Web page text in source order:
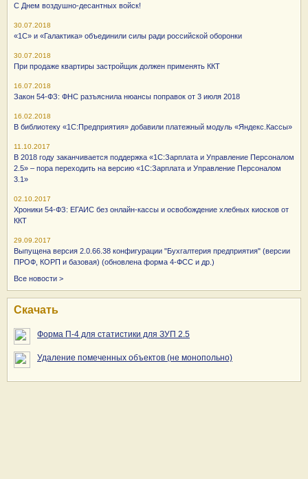
С Днем воздушно-десантных войск!
30.07.2018
«1С» и «Галактика» объединили силы ради российской оборонки
30.07.2018
При продаже квартиры застройщик должен применять ККТ
16.07.2018
Закон 54-ФЗ: ФНС разъяснила нюансы поправок от 3 июля 2018
16.02.2018
В библиотеку «1С:Предприятия» добавили платежный модуль «Яндекс.Кассы»
11.10.2017
В 2018 году заканчивается поддержка «1С:Зарплата и Управление Персоналом
2.5» – пора переходить на версию «1С:Зарплата и Управление Персоналом
3.1»
02.10.2017
Хроники 54-ФЗ: ЕГАИС без онлайн-кассы и освобождение хлебных киосков от
ККТ
29.09.2017
Выпущена версия 2.0.66.38 конфигурации "Бухгалтерия предприятия" (версии
ПРОФ, КОРП и базовая) (обновлена форма 4-ФСС и др.)
Все новости >
Скачать
Форма П-4 для статистики для ЗУП 2.5
Удаление помеченных объектов (не монопольно)